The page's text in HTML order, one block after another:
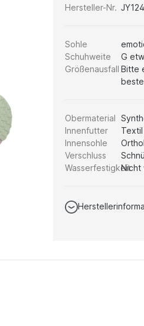
Hersteller-Nr.
Sohle
Schuhweite
G
Größenausfall Bitte
Obermaterial
Innenfutter
Textil
Innensohle
Verschluss
WasserfestigkeitNicht